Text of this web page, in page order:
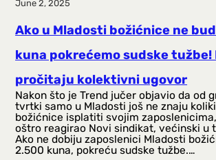
June 2, 2025
Ako u Mladosti božićnice ne
kuna pokrećemo sudske tužbe!
pročitaju kolektivni ugovor
Nakon što je Trend jučer objavio da od
tvrtki samo u Mladosti još ne znaju
božićnice isplatiti svojim
oštro reagirao Novi sindikat, većinski u
Ako ne dobiju zaposlenici Mladosti
2.500 kuna, pokreću sudske tužbe.…